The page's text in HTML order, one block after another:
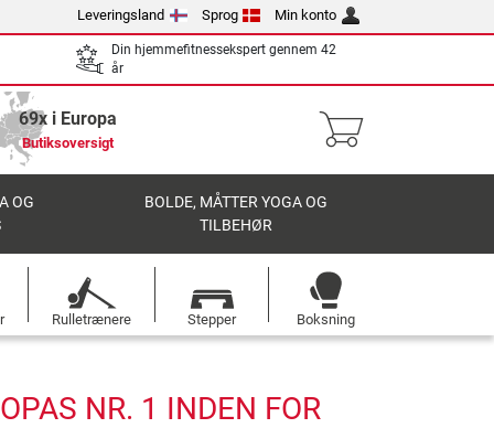
Leveringsland Sprog Min konto
Din hjemmefitnessekspert gennem 42
år
69x i Europa
Butiksoversigt
OG
BOLDE, MÅTTER YOGA OG
TILBEHØR
Rulletrænere Stepper Boksning
NR. 1 INDEN FOR